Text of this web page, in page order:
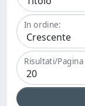
In ordine:
Risultati/Pagina